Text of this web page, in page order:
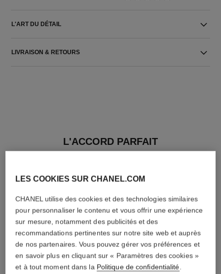
L'ART DU DÉTAIL
LIVRAISON & RETOURS
L'ACCORD PARFAIT
LES COOKIES SUR CHANEL.COM
CHANEL utilise des cookies et des technologies similaires
pour personnaliser le contenu et vous offrir une expérience
sur mesure, notamment des publicités et des
recommandations pertinentes sur notre site web et auprès
de nos partenaires. Vous pouvez gérer vos préférences et
en savoir plus en cliquant sur « Paramètres des cookies »
et à tout moment dans la Politique de confidentialité.